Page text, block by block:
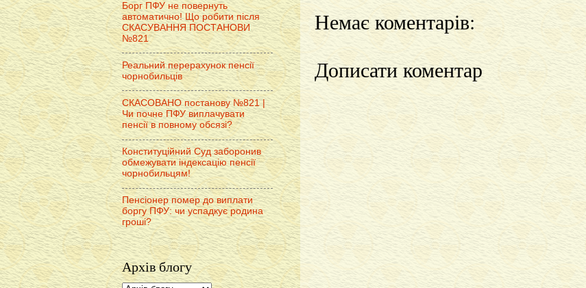
Немає коментарів:
Дописати коментар
Борг ПФУ не повернуть
автоматично! Що робити після
СКАСУВАННЯ ПОСТАНОВИ
№821
Реальний перерахунок пенсії
чорнобильців
СКАСОВАНО постанову №821 |
Чи почне ПФУ виплачувати
пенсії в повному обсязі?
Конституційний Суд заборонив
обмежувати індексацію пенсії
чорнобильцям!
Пенсіонер помер до виплати
боргу ПФУ: чи успадкує родина
гроші?
Архів блогу